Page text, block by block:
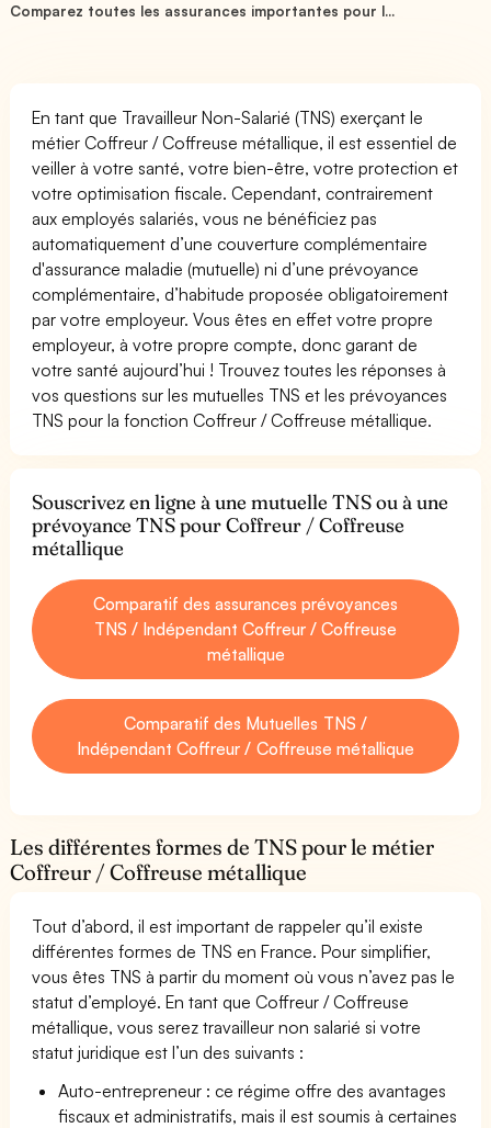
Comparez toutes les assurances importantes pour l...
En tant que Travailleur Non-Salarié (TNS) exerçant le
métier Coffreur / Coffreuse métallique, il est essentiel de
veiller à votre santé, votre bien-être, votre protection et
votre optimisation fiscale. Cependant, contrairement
aux employés salariés, vous ne bénéficiez pas
automatiquement d’une couverture complémentaire
d'assurance maladie (mutuelle) ni d’une prévoyance
complémentaire, d’habitude proposée obligatoirement
par votre employeur. Vous êtes en effet votre propre
employeur, à votre propre compte, donc garant de
votre santé aujourd’hui ! Trouvez toutes les réponses à
vos questions sur les mutuelles TNS et les prévoyances
TNS pour la fonction Coffreur / Coffreuse métallique.
Souscrivez en ligne à une mutuelle TNS ou à une
prévoyance TNS pour Coffreur / Coffreuse
métallique
Comparatif des assurances prévoyances
TNS / Indépendant Coffreur / Coffreuse
métallique
Comparatif des Mutuelles TNS /
Indépendant Coffreur / Coffreuse métallique
Les différentes formes de TNS pour le métier
Coffreur / Coffreuse métallique
Tout d’abord, il est important de rappeler qu’il existe
différentes formes de TNS en France. Pour simplifier,
vous êtes TNS à partir du moment où vous n’avez pas le
statut d’employé. En tant que Coffreur / Coffreuse
métallique, vous serez travailleur non salarié si votre
statut juridique est l’un des suivants :
Auto-entrepreneur : ce régime offre des avantages
fiscaux et administratifs, mais il est soumis à certaines